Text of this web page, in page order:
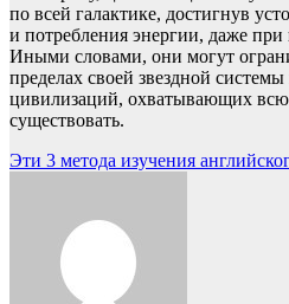
по всей галактике, достигнув
и потребления энергии, даже
Иными словами, они могут
пределах своей звездной
цивилизаций, охватывающих всю
существовать.
Навигация
записям
Эти 3 метода изучения